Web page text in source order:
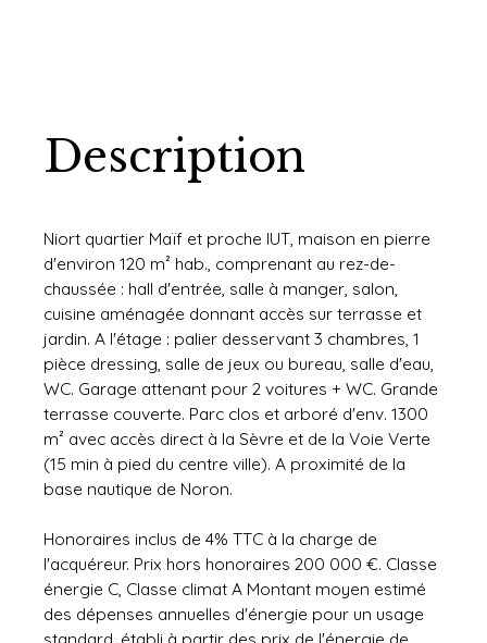
Description
Niort quartier Maïf et proche IUT, maison en pierre
d'environ 120 m² hab., comprenant au rez-de-
chaussée : hall d'entrée, salle à manger, salon,
cuisine aménagée donnant accès sur terrasse et
jardin. A l'étage : palier desservant 3 chambres, 1
pièce dressing, salle de jeux ou bureau, salle d'eau,
WC. Garage attenant pour 2 voitures + WC. Grande
terrasse couverte. Parc clos et arboré d'env. 1300
m² avec accès direct à la Sèvre et de la Voie Verte
(15 min à pied du centre ville). A proximité de la
base nautique de Noron.
Honoraires inclus de 4% TTC à la charge de
l'acquéreur. Prix hors honoraires 200 000 €. Classe
énergie C, Classe climat A Montant moyen estimé
des dépenses annuelles d'énergie pour un usage